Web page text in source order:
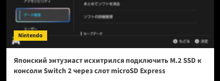
Nintendo
Японский энтузиаст исхитрился подключить M.2 SSD к
консоли Switch 2 через слот microSD Express